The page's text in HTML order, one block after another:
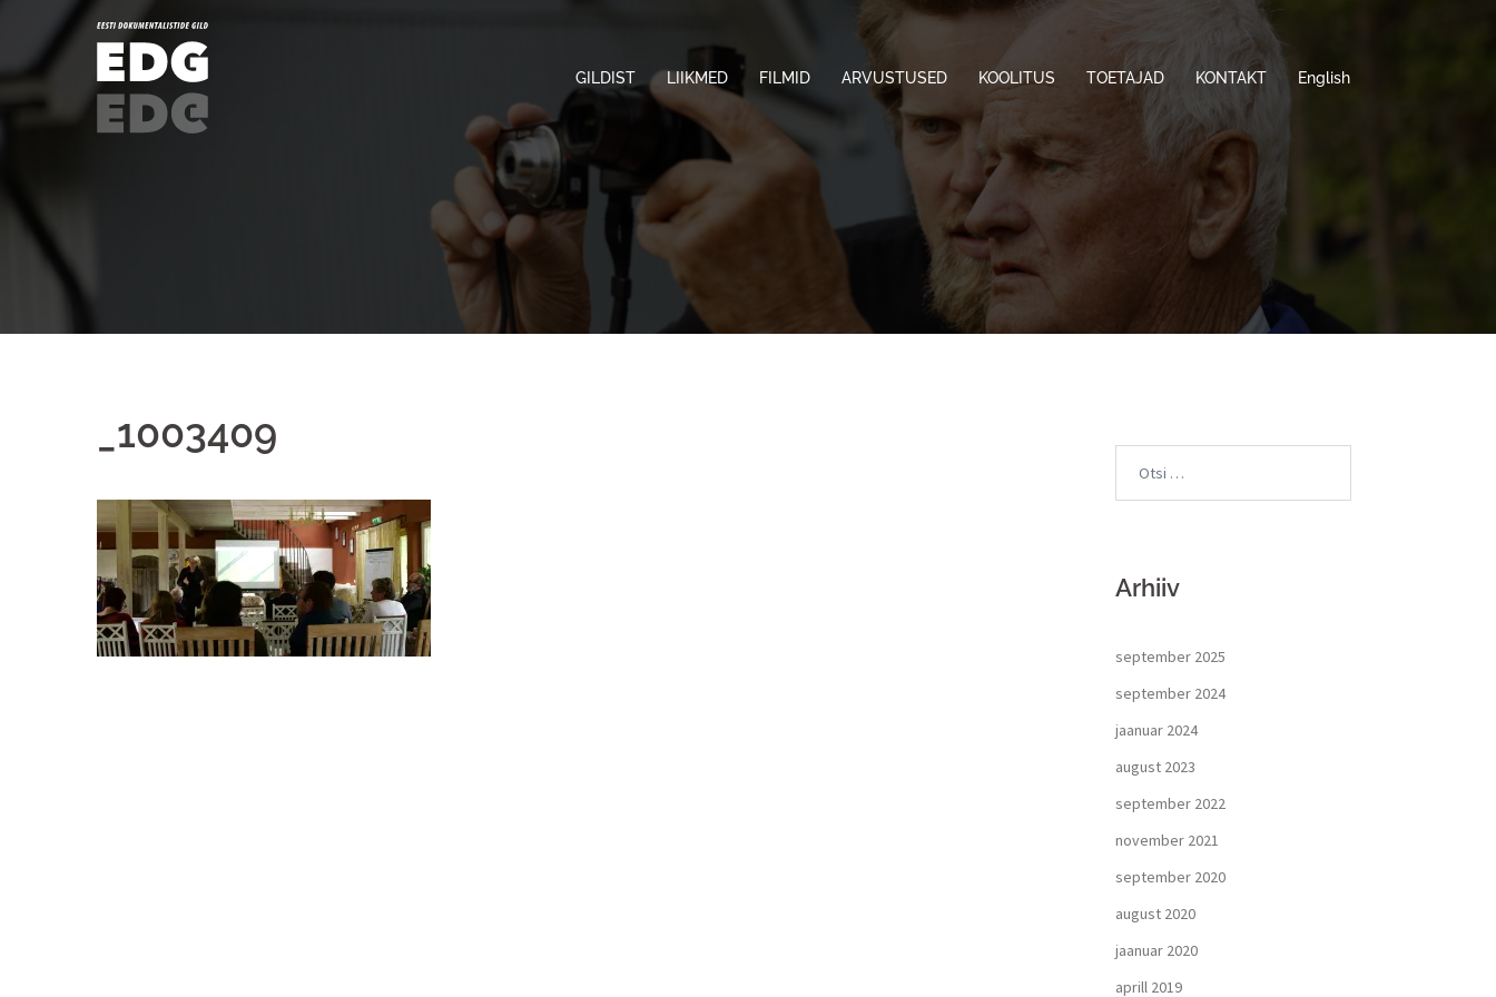
GILDIST LIIKMED FILMID ARVUSTUSED KOOLITUS TOETAJAD KONTAKT English
_1003409
Arhiiv
september 2025
september 2024
jaanuar 2024
august 2023
september 2022
november 2021
september 2020
august 2020
jaanuar 2020
aprill 2019